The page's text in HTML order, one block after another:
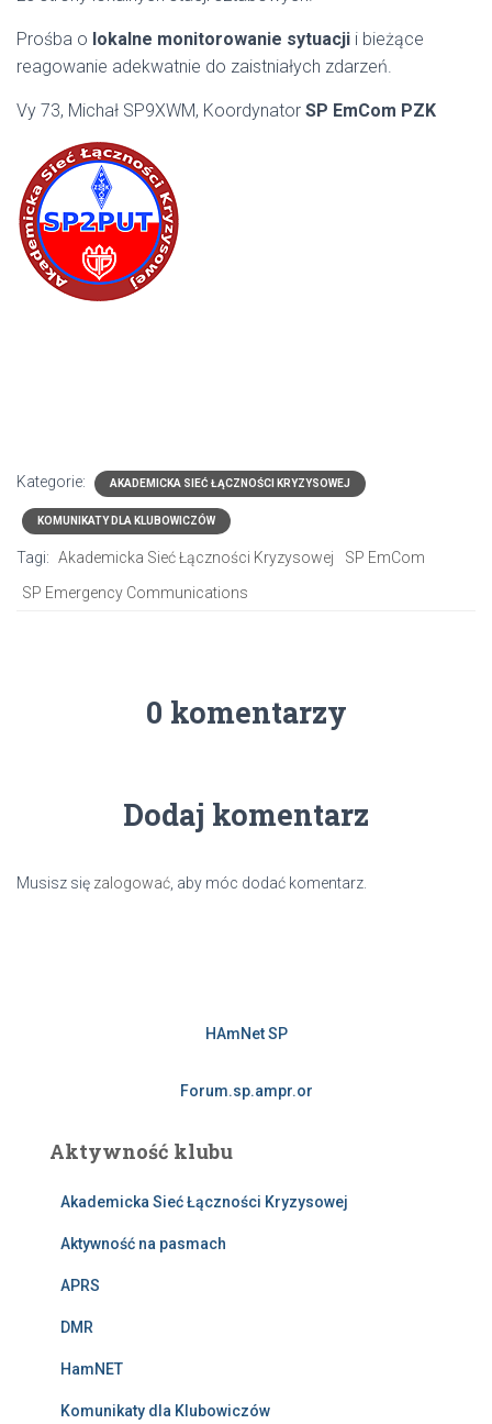
Prośba o lokalne monitorowanie sytuacji i bieżące
reagowanie adekwatnie do zaistniałych zdarzeń.
Vy 73, Michał SP9XWM, Koordynator SP EmCom PZK
Kategorie: AKADEMICKA SIEĆ ŁĄCZNOŚCI KRYZYSOWEJ
KOMUNIKATY DLA KLUBOWICZÓW
Tagi: Akademicka Sieć Łączności Kryzysowej
SP EmCom
SP Emergency Communications
0 komentarzy
Dodaj komentarz
Musisz się zalogować , aby móc dodać komentarz.
HAmNet SP
Forum.sp.ampr.or
Aktywność klubu
Akademicka Sieć Łączności Kryzysowej
Aktywność na pasmach
APRS
DMR
HamNET
Komunikaty dla Klubowiczów